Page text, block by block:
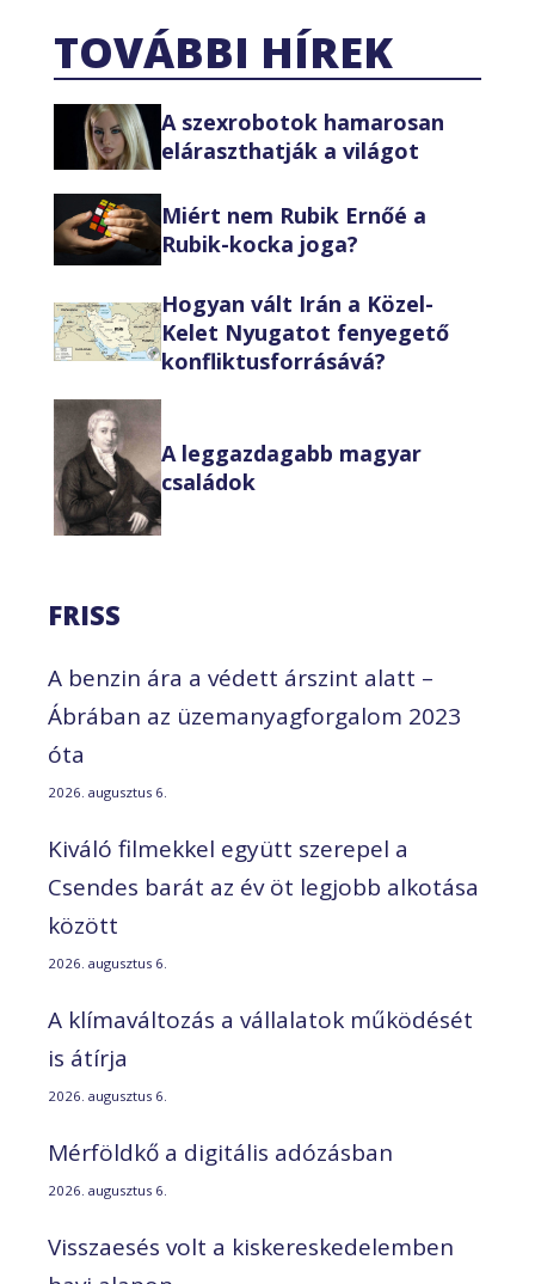
TOVÁBBI HÍREK
A szexrobotok hamarosan
eláraszthatják a világot
Miért nem Rubik Ernőé a
Rubik-kocka joga?
Hogyan vált Irán a Közel-
Kelet Nyugatot fenyegető
konfliktusforrásává?
A leggazdagabb magyar
családok
FRISS
A benzin ára a védett árszint alatt –
Ábrában az üzemanyagforgalom 2023
óta
2026. augusztus 6.
Kiváló filmekkel együtt szerepel a
Csendes barát az év öt legjobb alkotása
között
2026. augusztus 6.
A klímaváltozás a vállalatok működését
is átírja
2026. augusztus 6.
Mérföldkő a digitális adózásban
2026. augusztus 6.
Visszaesés volt a kiskereskedelemben